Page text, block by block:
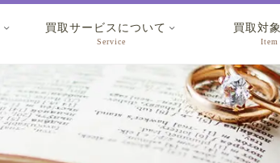
 買取サービスについて 
Service
買取対
Item